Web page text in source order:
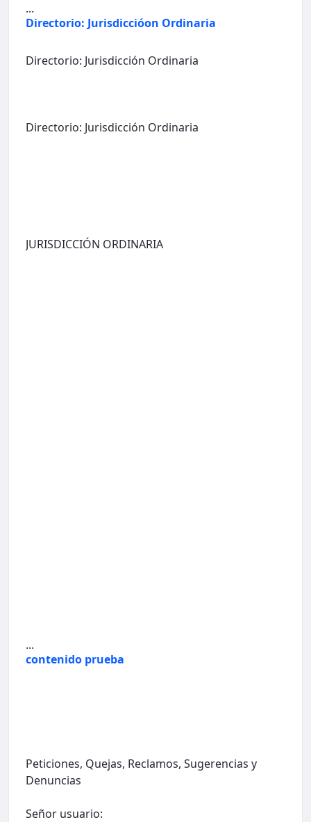
...
Directorio: Jurisdiccióon Ordinaria
Directorio: Jurisdicción Ordinaria
Directorio: Jurisdicción Ordinaria
JURISDICCIÓN ORDINARIA
...
contenido prueba
Peticiones, Quejas, Reclamos, Sugerencias y
Denuncias
Señor usuario: